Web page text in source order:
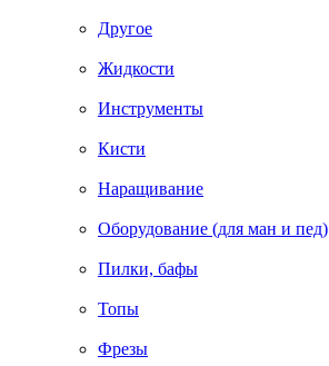
Другое
Жидкости
Инструменты
Кисти
Наращивание
Оборудование (для ман и пед)
Пилки, бафы
Топы
Фрезы